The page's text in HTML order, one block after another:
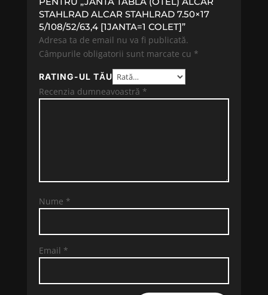
STAHLRAD ALCAR STAHLRAD 7.50×17
5/108/52/63,4 [1JANTA=1 COLET]”
Adresa ta de email nu va fi publicată.
Câmpurile obligatorii sunt marcate cu *
RATING-UL TĂU
Recenzia dumneavoastră *
Nume *
Email *